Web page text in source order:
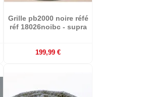
Grille pb2000 noire réfé
réf 18026noibc - supra
199,99 €